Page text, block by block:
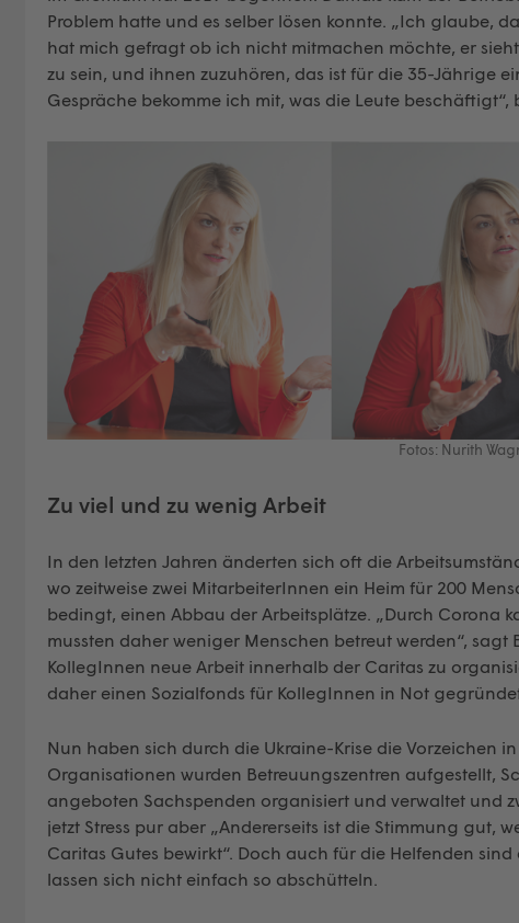
Problem hatte und es selber lösen konnte. „Ich glaube,
hat mich gefragt ob ich nicht mitmachen möchte, er
zu sein, und ihnen zuzuhören, das ist für die 35-Jährige
Gespräche bekomme ich mit, was die Leute beschäftigt“,
Fotos: Nurith
Zu viel und zu wenig Arbeit
In den letzten Jahren änderten sich oft die
wo zeitweise zwei MitarbeiterInnen ein Heim für 200
bedingt, einen Abbau der Arbeitsplätze. „Durch Corona
mussten daher weniger Menschen betreut werden“,
KollegInnen neue Arbeit innerhalb der Caritas zu
daher einen Sozialfonds für KollegInnen in Not
Nun haben sich durch die Ukraine-Krise die Vorzeichen
Organisationen wurden Betreuungszentren aufgestellt,
angeboten Sachspenden organisiert und verwaltet und
jetzt Stress pur aber „Andererseits ist die Stimmung gut,
Caritas Gutes bewirkt“. Doch auch für die Helfenden
lassen sich nicht einfach so abschütteln.